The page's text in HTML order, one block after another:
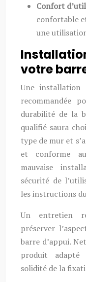
Confort
confortable
une
votre
Une installation
recommandée
durabilité de la
qualifié saura
type de mur et
et conforme
mauvaise
sécurité de
les instructions
Un entretien
préserver
barre d’appui.
produit
solidité de la